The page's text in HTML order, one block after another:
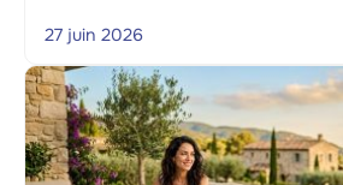
27 juin 2026